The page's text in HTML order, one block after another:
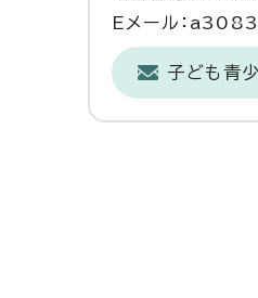
Eメール：
子ども青